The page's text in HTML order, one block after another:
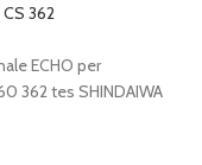
CS 362
ECHO per
362 tes SHINDAIWA